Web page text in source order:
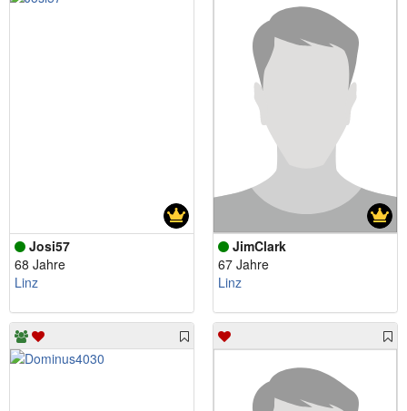
Josi57
68 Jahre
Linz
JimClark
67 Jahre
Linz